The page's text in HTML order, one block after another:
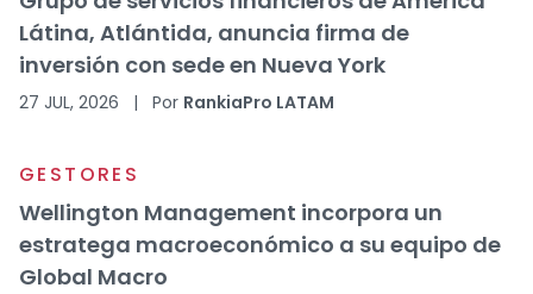
Látina, Atlántida, anuncia firma de
inversión con sede en Nueva York
27 JUL, 2026 | Por RankiaPro LATAM
GESTORES
Wellington Management incorpora un
estratega macroeconómico a su equipo de
Global Macro